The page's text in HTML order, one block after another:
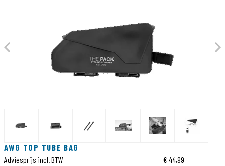
AWG TOP TUBE BAG
Adviesprijs incl. BTW € 44,99